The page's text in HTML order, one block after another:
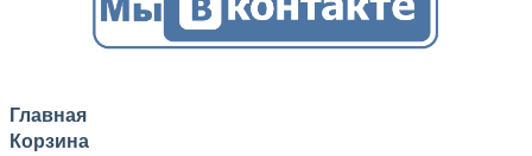
Главная
Корзина